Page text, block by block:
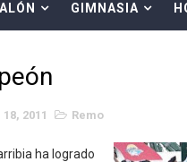
League 2026 -
GIMNASIA
2011 Remo
ha logrado